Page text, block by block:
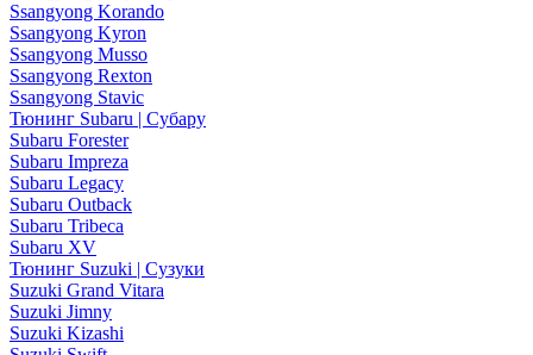
Ssangyong Korando
Ssangyong Kyron
Ssangyong Musso
Ssangyong Rexton
Ssangyong Stavic
Тюнинг Subaru | Субару
Subaru Forester
Subaru Impreza
Subaru Legacy
Subaru Outback
Subaru Tribeca
Subaru XV
Тюнинг Suzuki | Сузуки
Suzuki Grand Vitara
Suzuki Jimny
Suzuki Kizashi